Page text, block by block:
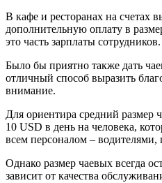
В кафе и ресторанах на счетах
дополнительную оплату в
это часть зарплаты сотрудников.
Было бы приятно также дать
отличный способ выразить
внимание.
Для ориентира средний размер
10 USD в день на человека,
всем персоналом – водителями,
Однако размер чаевых всегда
зависит от качества